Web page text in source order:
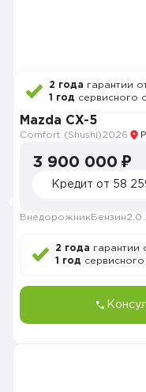
2 года гарантии
1 год сервисного
Mazda CX-5
Comfort (Shushi)2026
3 900 000 ₽
Кредит от 58
Внедорожник Бензин2.0
2 года
1 год